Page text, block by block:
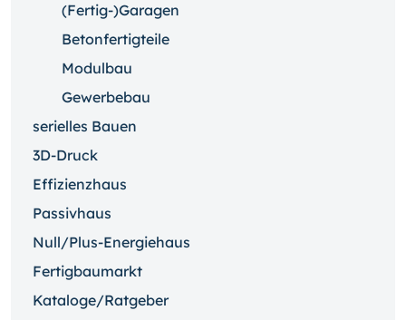
(Fertig-)Garagen
Betonfertigteile
Modulbau
Gewerbebau
serielles Bauen
3D-Druck
Effizienzhaus
Passivhaus
Null/Plus-Energiehaus
Fertigbaumarkt
Kataloge/Ratgeber